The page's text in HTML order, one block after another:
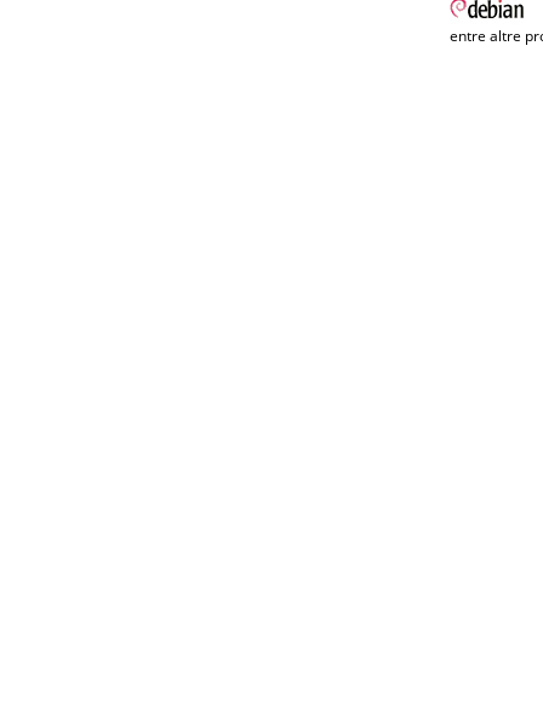
entre altre